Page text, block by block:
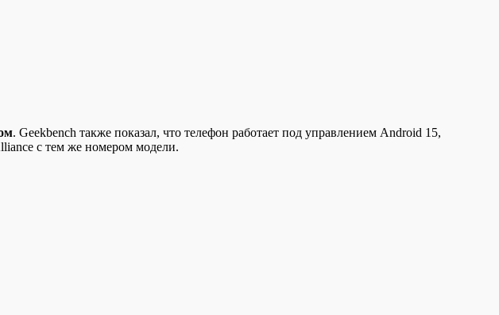
. Geekbench также показал, что телефон работает под управлением Android 15,
с тем же номером модели.